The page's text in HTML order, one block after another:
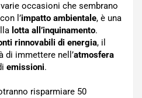
occasioni che sembrano
l’impatto ambientale, è una
lotta all’inquinamento.
rinnovabili di energia, il
di immettere nell’atmosfera
emissioni.
risparmiare 50